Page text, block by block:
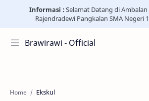
Informasi :Selamat Datang di
Rajendradewi Pangkalan SMA Negeri
Brawirawi - Official
Home Ekskul